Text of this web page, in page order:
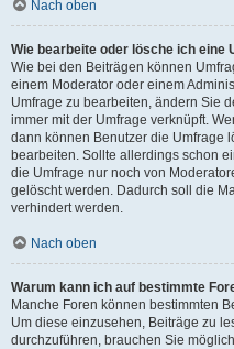
Nach oben
Wie bearbeite oder lösche ich eine
Wie bei den Beiträgen können
einem Moderator oder einem
Umfrage zu bearbeiten, ändern Sie
immer mit der Umfrage verknüpft.
dann können Benutzer die Umfrage
bearbeiten. Sollte allerdings schon
die Umfrage nur noch von
gelöscht werden. Dadurch soll die
verhindert werden.
Nach oben
Warum kann ich auf bestimmte
Manche Foren können bestimmten
Um diese einzusehen, Beiträge zu
durchzuführen, brauchen Sie